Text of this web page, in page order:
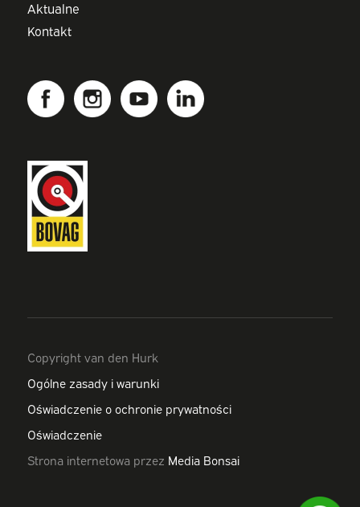
Aktualne
Kontakt
Copyright van den Hurk
Ogólne zasady i warunki
Oświadczenie o ochronie prywatności
Oświadczenie
Strona internetowa przez Media Bonsai